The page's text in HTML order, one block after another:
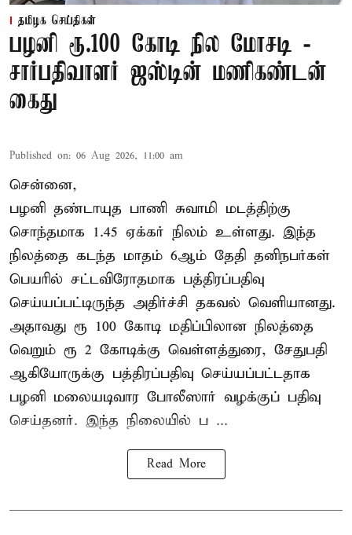
தமிழக செய்திகள்
பழனி ரூ.100 கோடி நில மோசடி -
சார்பதிவாளர் ஜஸ்டின் மணிகண்டன்
கைது
Published on: 06 Aug 2026, 11:00 am
சென்னை,
பழனி தண்டாயுத பாணி சுவாமி மடத்திற்கு
சொந்தமாக 1.45 ஏக்கர் நிலம் உள்ளது. இந்த
நிலத்தை கடந்த மாதம் 6ஆம் தேதி தனிநபர்கள்
பெயரில் சட்டவிரோதமாக பத்திரப்பதிவு
செய்யப்பட்டிருந்த அதிர்ச்சி தகவல் வெளியானது.
அதாவது ரூ 100 கோடி மதிப்பிலான நிலத்தை
வெறும் ரூ 2 கோடிக்கு வெள்ளத்துரை, சேதுபதி
ஆகியோருக்கு பத்திரப்பதிவு செய்யப்பட்டதாக
பழனி மலையடிவார போலீஸார் வழக்குப் பதிவு
செய்தனர். இந்த நிலையில் ப ...
Read More